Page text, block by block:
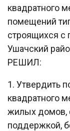
квадратного
помещений
строящихся с
Ушачский
РЕШИЛ:
1. Утвердить
квадратного
жилых домов,
поддержкой,